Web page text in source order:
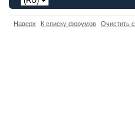
Наверх К списку форумов Очистить